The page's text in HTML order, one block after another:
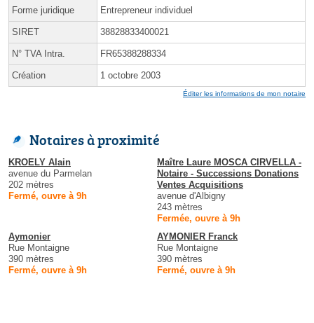
Forme juridique Entrepreneur individuel
SIRET 38828833400021
N° TVA Intra. FR65388288334
Création 1 octobre 2003
Éditer les informations de mon notaire
Notaires à proximité
KROELY Alain
avenue du Parmelan
202 mètres
Fermé, ouvre à 9h
Maître Laure MOSCA CIRVELLA -
Notaire - Successions Donations
Ventes Acquisitions
avenue d'Albigny
243 mètres
Fermée, ouvre à 9h
Aymonier
Rue Montaigne
390 mètres
Fermé, ouvre à 9h
AYMONIER Franck
Rue Montaigne
390 mètres
Fermé, ouvre à 9h